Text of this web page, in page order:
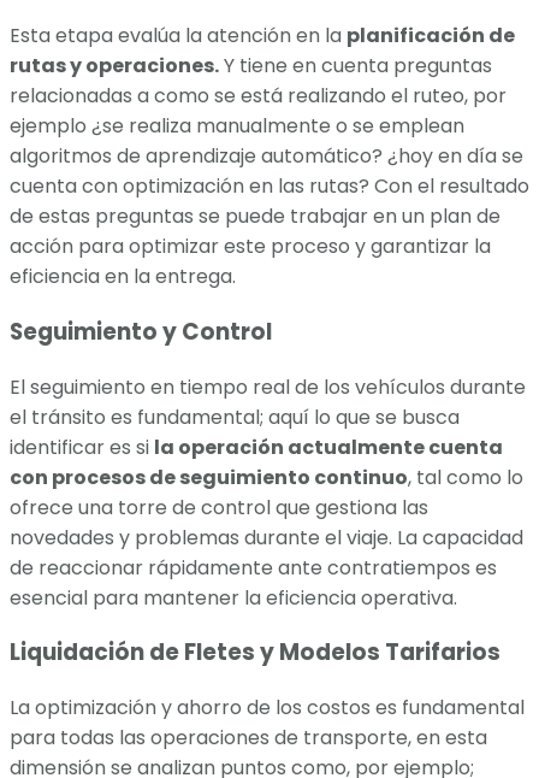
Esta etapa evalúa la atención en la planificación de
rutas y operaciones.Y tiene en cuenta preguntas
relacionadas a como se está realizando el ruteo, por
ejemplo ¿se realiza manualmente o se emplean
algoritmos de aprendizaje automático? ¿hoy en día se
cuenta con optimización en las rutas? Con el resultado
de estas preguntas se puede trabajar en un plan de
acción para optimizar este proceso y garantizar la
eficiencia en la entrega.
Seguimiento y Control
El seguimiento en tiempo real de los vehículos durante
el tránsito es fundamental; aquí lo que se busca
identificar es si la operación actualmente cuenta
con procesos de seguimiento continuo, tal como lo
ofrece una torre de control que gestiona las
novedades y problemas durante el viaje. La capacidad
de reaccionar rápidamente ante contratiempos es
esencial para mantener la eficiencia operativa.
Liquidación de Fletes y Modelos Tarifarios
La optimización y ahorro de los costos es fundamental
para todas las operaciones de transporte, en esta
dimensión se analizan puntos como, por ejemplo;